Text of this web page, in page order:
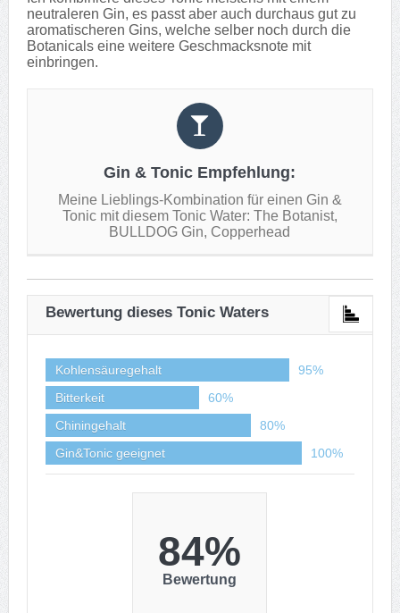
neutraleren Gin, es passt aber auch durchaus gut zu
aromatischeren Gins, welche selber noch durch die
Botanicals eine weitere Geschmacksnote mit
einbringen.
Gin & Tonic Empfehlung:
Meine Lieblings-Kombination für einen Gin &
Tonic mit diesem Tonic Water: The Botanist,
BULLDOG Gin, Copperhead
Bewertung dieses Tonic Waters
Kohlensäuregehalt
95%
Bitterkeit
60%
Chiningehalt
80%
Gin&Tonic geeignet
100%
84%
Bewertung